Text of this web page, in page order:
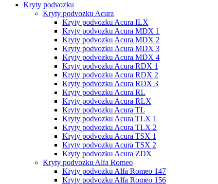
Kryty podvozku
Kryty podvozku Acura
Kryty podvozku Acura ILX
Kryty podvozku Acura MDX 1
Kryty podvozku Acura MDX 2
Kryty podvozku Acura MDX 3
Kryty podvozku Acura MDX 4
Kryty podvozku Acura RDX 1
Kryty podvozku Acura RDX 2
Kryty podvozku Acura RDX 3
Kryty podvozku Acura RL
Kryty podvozku Acura RLX
Kryty podvozku Acura TL
Kryty podvozku Acura TLX 1
Kryty podvozku Acura TLX 2
Kryty podvozku Acura TSX 1
Kryty podvozku Acura TSX 2
Kryty podvozku Acura ZDX
Kryty podvozku Alfa Romeo
Kryty podvozku Alfa Romeo 147
Kryty podvozku Alfa Romeo 156